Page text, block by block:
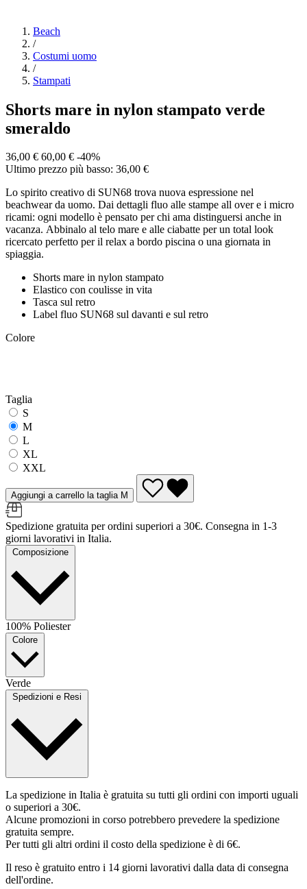
Beach
/
Costumi uomo
/
Stampati
Shorts mare in nylon stampato verde
smeraldo
36,00 € 60,00 € -40%
Ultimo prezzo più basso: 36,00 €
Lo spirito creativo di SUN68 trova nuova espressione nel
beachwear da uomo. Dai dettagli fluo alle stampe all over e i micro
ricami: ogni modello è pensato per chi ama distinguersi anche in
vacanza. Abbinalo al telo mare e alle ciabatte per un total look
ricercato perfetto per il relax a bordo piscina o una giornata in
spiaggia.
Shorts mare in nylon stampato
Elastico con coulisse in vita
Tasca sul retro
Label fluo SUN68 sul davanti e sul retro
Colore
Taglia
S
M
L
XL
XXL
Aggiungi a carrello la taglia M
Spedizione gratuita per ordini superiori a 30€. Consegna in 1-3
giorni lavorativi in Italia.
Composizione
100% Poliester
Colore
Verde
Spedizioni e Resi
La spedizione in Italia è gratuita su tutti gli ordini con importi uguali
o superiori a 30€.
Alcune promozioni in corso potrebbero prevedere la spedizione
gratuita sempre.
Per tutti gli altri ordini il costo della spedizione è di 6€.
Il reso è gratuito entro i 14 giorni lavorativi dalla data di consegna
dell'ordine.